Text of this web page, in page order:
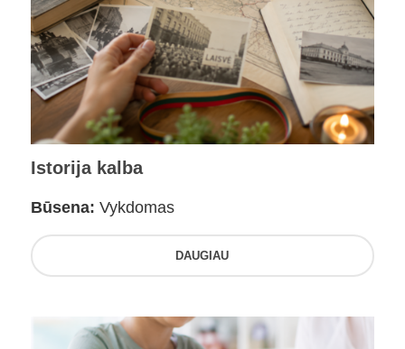
Istorija kalba
Būsena: Vykdomas
DAUGIAU